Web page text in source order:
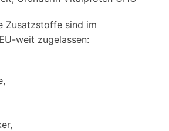
Zusatzstoffe sind im
weit zugelassen: